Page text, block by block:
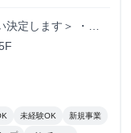
定します＞ ・時
未経験OK 新規事業